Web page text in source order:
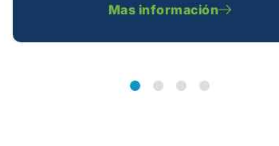
Mas información